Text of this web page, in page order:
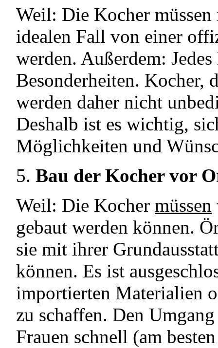
Weil: Die Kocher
idealen Fall von einer
werden. Außerdem:
Besonderheiten. Kocher,
werden daher nicht
Deshalb ist es wichtig,
Möglichkeiten und
Bau der Kocher vor
Weil: Die Kocher müssen
gebaut werden können.
sie mit ihrer
können. Es ist
importierten Materialien
zu schaffen. Den
Frauen schnell (am